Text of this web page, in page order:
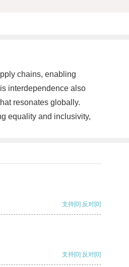
chains, enabling
interdependence also
resonates globally.
equality and inclusivity,
支持[0] 反对[0]
支持[0] 反对[0]